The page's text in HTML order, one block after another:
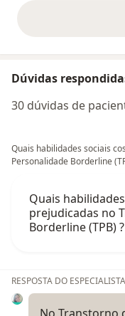
Dúvidas
30 dúvidas de
Quais habilidades sociais
Personalidade Borderline
Quais
prejudicadas no
Borderline (TPB) ?
RESPOSTA DO